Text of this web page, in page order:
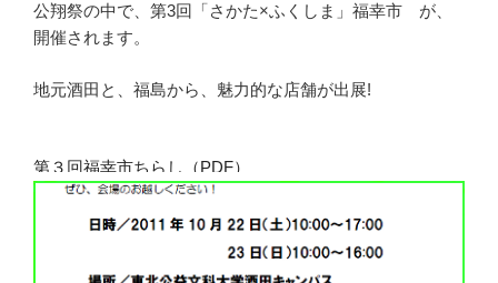
公翔祭の中で、第3回「さかた×ふくしま」福幸市 が、
開催されます。
地元酒田と、福島から、魅力的な店舗が出展!
第３回福幸市ちらし（PDF）